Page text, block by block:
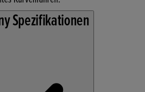
Spezifikationen